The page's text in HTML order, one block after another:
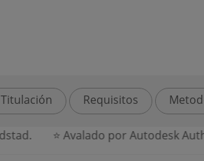
Titulación Requisitos
⭐ Avalado por Autodesk Authorized